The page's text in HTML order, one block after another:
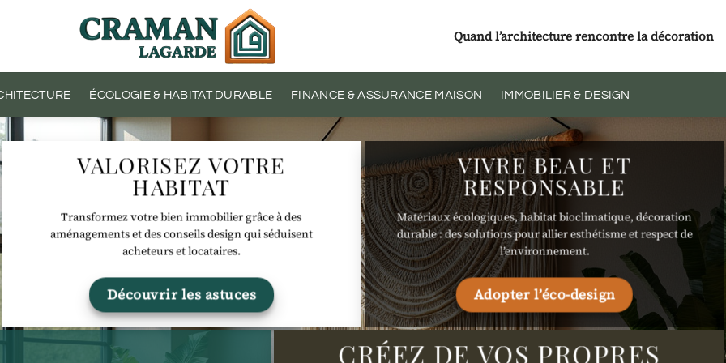
Quand l’architecture rencontre la décoration
ÉCOLOGIE & HABITAT DURABLE FINANCE & ASSURANCE MAISON IMMOBILIER & DESIGN
VALORISEZ VOTRE
HABITAT
Transformez votre bien immobilier grâce à des
aménagements et des conseils design qui séduisent
acheteurs et locataires.
Découvrir les astuces
VIVRE BEAU ET
RESPONSABLE
Matériaux écologiques, habitat bioclimatique, décoration
durable : des solutions pour allier esthétisme et respect de
l’environnement.
Adopter l’éco-design
CRÉEZ DE VOS PROPRES